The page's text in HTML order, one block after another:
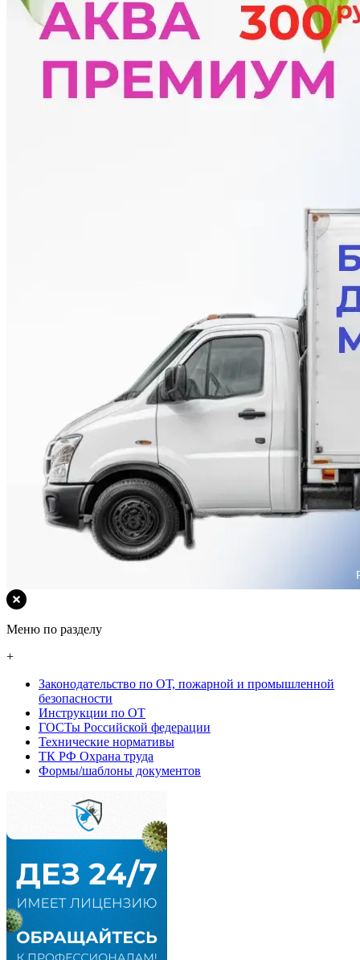
Меню по разделу
+
Законодательство по ОТ, пожарной и промышленной
безопасности
Инструкции по ОТ
ГОСТы Российской федерации
Технические нормативы
ТК РФ Охрана труда
Формы/шаблоны документов